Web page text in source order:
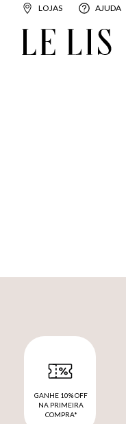
LOJAS AJUDA
GANHE 10% OFF
NA PRIMEIRA
COMPRA*